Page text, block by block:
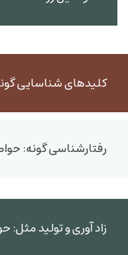
کلیدهای شناسایی
رفتارشناسی گونه:
زاد آوری و تولید مثل: